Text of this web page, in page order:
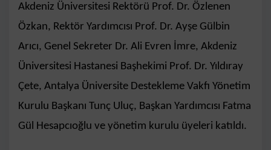
Akdeniz Üniversitesi Rektörü Prof. Dr. Özlenen
Özkan, Rektör Yardımcısı Prof. Dr. Ayşe Gülbin
Arıcı, Genel Sekreter Dr. Ali Evren İmre, Akdeniz
Üniversitesi Hastanesi Başhekimi Prof. Dr. Yıldıray
Çete, Antalya Üniversite Destekleme Vakfı Yönetim
Kurulu Başkanı Tunç Uluç, Başkan Yardımcısı Fatma
Gül Hesapcıoğlu ve yönetim kurulu üyeleri katıldı.